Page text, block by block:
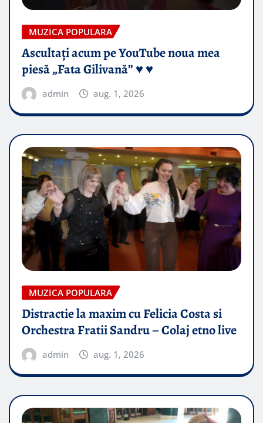
MUZICA POPULARA
Ascultați acum pe YouTube noua mea
piesă „Fata Gilivană” ♥️ ♥️
admin aug. 1, 2026
MUZICA POPULARA
Distractie la maxim cu Felicia Costa si
Orchestra Fratii Sandru – Colaj etno live
admin aug. 1, 2026